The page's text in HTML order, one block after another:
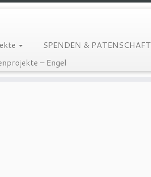
SPENDEN & PATENSCHAFT
– Engel
Avis